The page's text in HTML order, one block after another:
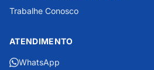
Trabalhe Conosco
ATENDIMENTO
WhatsApp